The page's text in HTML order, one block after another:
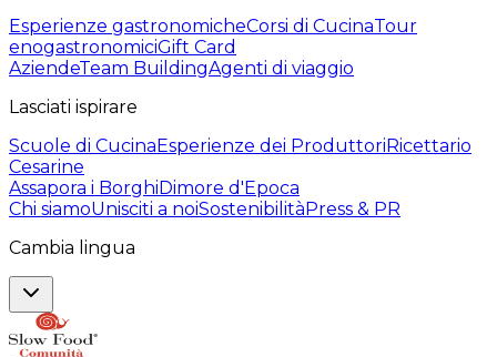
Esperienze gastronomicheCorsi di CucinaTour
enogastronomiciGift Card
AziendeTeam BuildingAgenti di viaggio
Lasciati ispirare
Scuole di CucinaEsperienze dei ProduttoriRicettario
Cesarine
Assapora i BorghiDimore d'Epoca
Chi siamoUnisciti a noiSostenibilitàPress & PR
Cambia lingua